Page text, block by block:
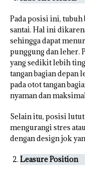
Pada posisi ini, tubuh
santai. Hal ini
sehingga dapat
punggung dan leher.
yang sedikit lebih
tangan bagian depan
pada otot tangan
nyaman dan
Selain itu, posisi
mengurangi stres
dengan design jok
Leasure Position